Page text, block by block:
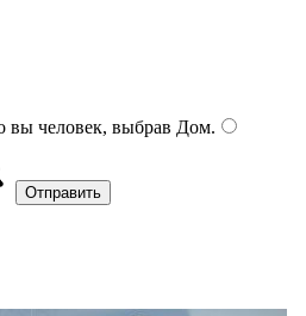
вы человек, выбрав Дом.